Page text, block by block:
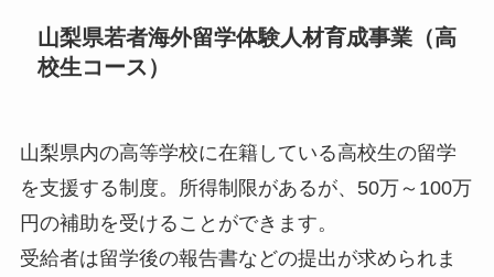
山梨県若者海外留学体験人材育成事業（高
校生コース）
山梨県内の高等学校に在籍している高校生の留学
を支援する制度。所得制限があるが、50万～100万
円の補助を受けることができます。
受給者は留学後の報告書などの提出が求められま